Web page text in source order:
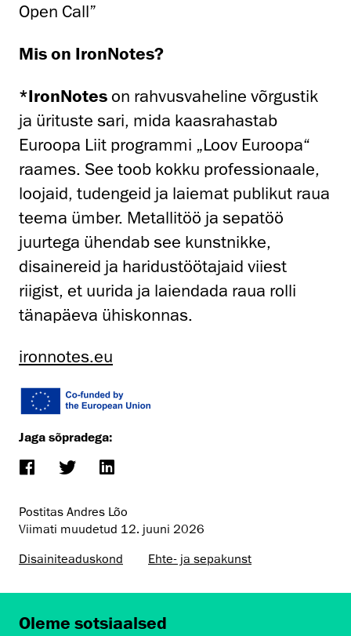
Open Call”
Mis on IronNotes?
*IronNotes on rahvusvaheline võrgustik
ja ürituste sari, mida kaasrahastab
Euroopa Liit programmi „Loov Euroopa“
raames. See toob kokku professionaale,
loojaid, tudengeid ja laiemat publikut raua
teema ümber. Metallitöö ja sepatöö
juurtega ühendab see kunstnikke,
disainereid ja haridustöötajaid viiest
riigist, et uurida ja laiendada raua rolli
tänapäeva ühiskonnas.
ironnotes.eu
Jaga sõpradega:
Postitas Andres Lõo
Viimati muudetud 12. juuni 2026
Disaini­­teaduskond
Ehte- ja sepakunst
Oleme sotsiaalsed